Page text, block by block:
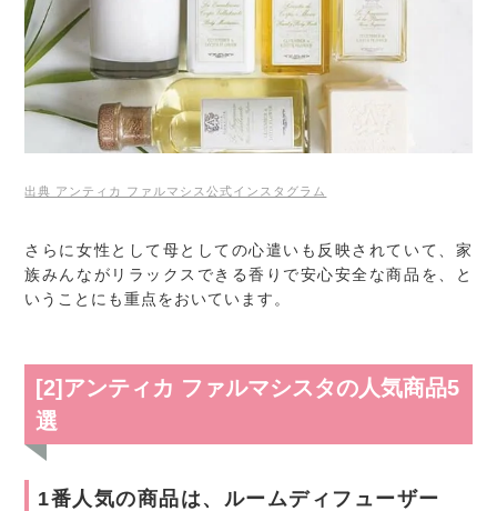
出典 アンティカ ファルマシス公式インスタグラム
さらに女性として母としての心遣いも反映されていて、家
族みんながリラックスできる香りで安心安全な商品を、と
いうことにも重点をおいています。
[2]アンティカ ファルマシスタの人気商品5
選
1番人気の商品は、ルームディフューザー